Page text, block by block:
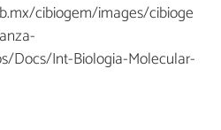
cibiogem/images/cibioge
Docs/Int-Biologia-Molecular-